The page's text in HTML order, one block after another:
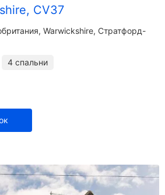
CV37
Warwickshire, Стратфорд-
4 спальни